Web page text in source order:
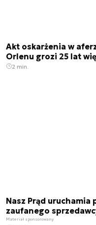
Akt oskarżenia w
Orlenu grozi 25 lat
2 min.
Nasz Prąd uruchamia
zaufanego
Materiał sponsorowany